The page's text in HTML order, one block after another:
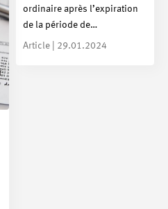
ordinaire après l’expiration
de la période de…
Article | 29.01.2024